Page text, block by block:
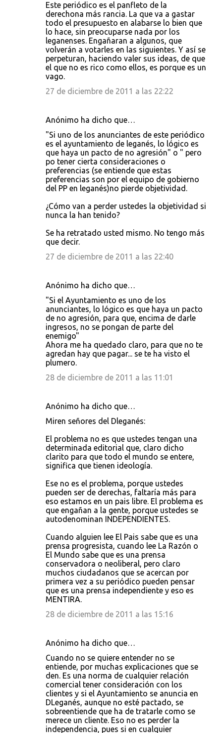
Este periódico es el panfleto de la
derechona más rancia. La que va a gastar
todo el presupuesto en alabarse lo bien que
lo hace, sin preocuparse nada por los
leganenses. Engañaran a algunos, que
volverán a votarles en las siguientes. Y así se
perpeturan, haciendo valer sus ideas, de que
el que no es rico como ellos, es porque es un
vago.
27 de diciembre de 2011 a las 22:22
Anónimo ha dicho que…
"Si uno de los anunciantes de este periódico
es el ayuntamiento de leganés, lo lógico es
que haya un pacto de no agresión" o " pero
po tener cierta consideraciones o
preferencias (se entiende que estas
preferencias son por el equipo de gobierno
del PP en leganés)no pierde objetividad.
¿Cómo van a perder ustedes la objetividad si
nunca la han tenido?
Se ha retratado usted mismo. No tengo más
que decir.
27 de diciembre de 2011 a las 22:40
Anónimo ha dicho que…
"Si el Ayuntamiento es uno de los
anunciantes, lo lógico es que haya un pacto
de no agresión, para que, encima de darle
ingresos, no se pongan de parte del
enemigo"
Ahora me ha quedado claro, para que no te
agredan hay que pagar... se te ha visto el
plumero.
28 de diciembre de 2011 a las 11:01
Anónimo ha dicho que…
Miren señores del Dleganés:
El problema no es que ustedes tengan una
determinada editorial que, claro dicho
clarito para que todo el mundo se entere,
significa que tienen ideología.
Ese no es el problema, porque ustedes
pueden ser de derechas, faltaría más para
eso estamos en un pais libre. El problema es
que engañan a la gente, porque ustedes se
autodenominan INDEPENDIENTES.
Cuando alguien lee El Pais sabe que es una
prensa progresista, cuando lee La Razón o
El Mundo sabe que es una prensa
conservadora o neoliberal, pero claro
muchos ciudadanos que se acercan por
primera vez a su periódico pueden pensar
que es una prensa independiente y eso es
MENTIRA.
28 de diciembre de 2011 a las 15:16
Anónimo ha dicho que…
Cuando no se quiere entender no se
entiende, por muchas explicaciones que se
den. Es una norma de cualquier relación
comercial tener consideración con los
clientes y si el Ayuntamiento se anuncia en
DLeganés, aunque no esté pactado, se
sobreentiende que ha de tratarle como se
merece un cliente. Eso no es perder la
independencia, pues si en cualquier